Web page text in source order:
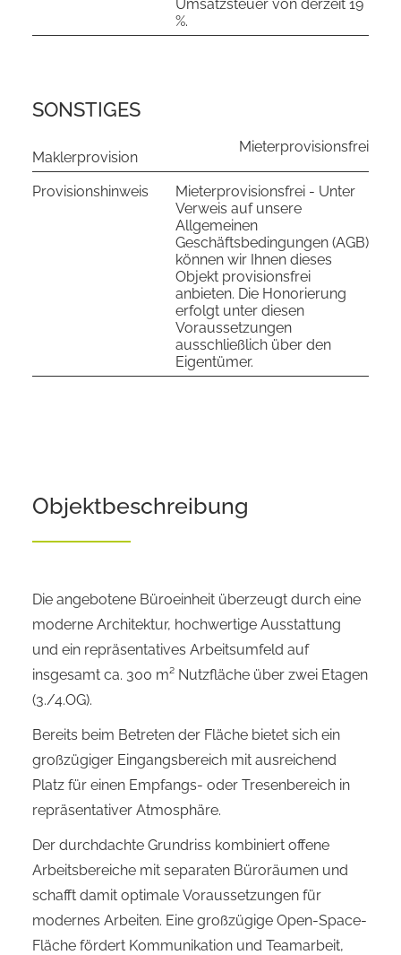
Umsatzsteuer von derzeit 19
%.
SONSTIGES
Maklerprovision
Mieterprovisionsfrei
Provisionshinweis
Mieterprovisionsfrei - Unter
Verweis auf unsere
Allgemeinen
Geschäftsbedingungen (AGB)
können wir Ihnen dieses
Objekt provisionsfrei
anbieten. Die Honorierung
erfolgt unter diesen
Voraussetzungen
ausschließlich über den
Eigentümer.
Objekt­beschreibung
Die angebotene Büroeinheit überzeugt durch eine
moderne Architektur, hochwertige Ausstattung
und ein repräsentatives Arbeitsumfeld auf
insgesamt ca. 300 m² Nutzfläche über zwei Etagen
(3./4.OG).
Bereits beim Betreten der Fläche bietet sich ein
großzügiger Eingangsbereich mit ausreichend
Platz für einen Empfangs- oder Tresenbereich in
repräsentativer Atmosphäre.
Der durchdachte Grundriss kombiniert offene
Arbeitsbereiche mit separaten Büroräumen und
schafft damit optimale Voraussetzungen für
modernes Arbeiten. Eine großzügige Open-Space-
Fläche fördert Kommunikation und Teamarbeit,